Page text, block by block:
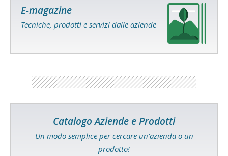
E-magazine
Tecniche, prodotti e servizi dalle aziende
Catalogo Aziende e Prodotti
Un modo semplice per cercare un'azienda o un
prodotto!